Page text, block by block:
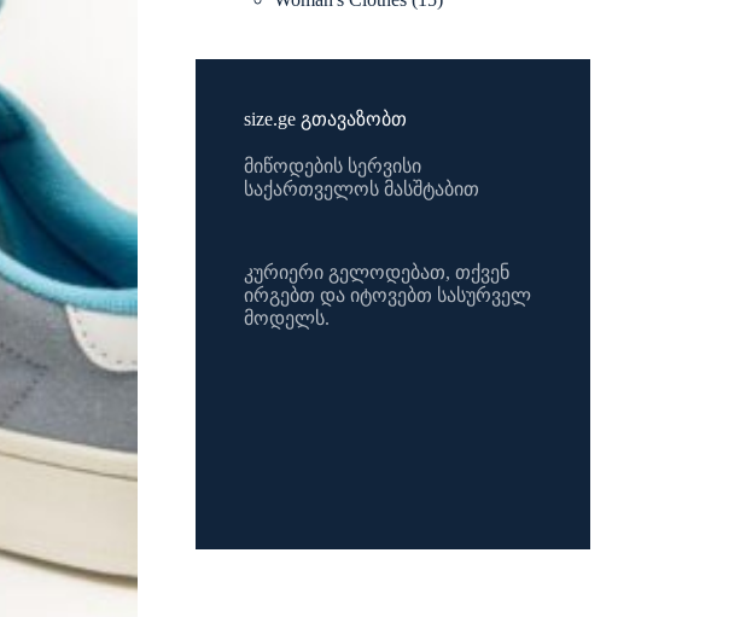
size.ge გთავაზობთ
მიწოდების სერვისი
საქართველოს მასშტაბით
კურიერი გელოდებათ, თქვენ
ირგებთ და იტოვებთ სასურველ
მოდელს.